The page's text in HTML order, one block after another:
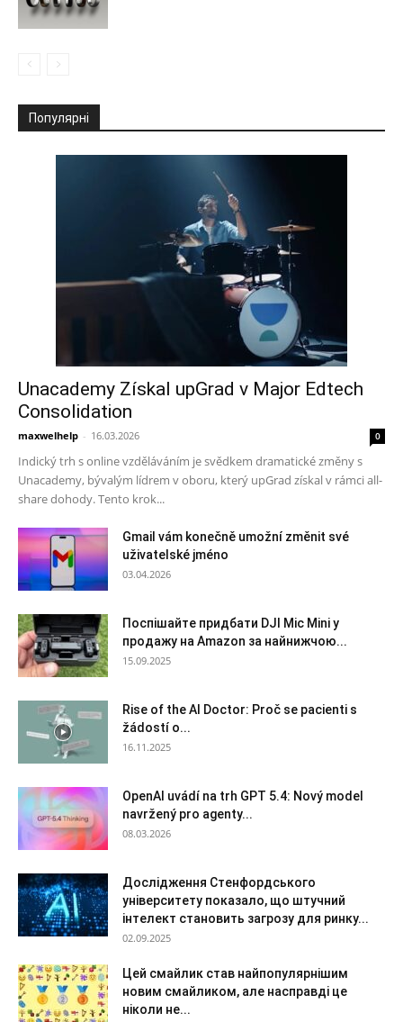
Популярні
Unacademy Získal upGrad v Major Edtech
Consolidation
maxwelhelp - 16.03.2026 0
Indický trh s online vzděláváním je svědkem dramatické změny s
Unacademy, bývalým lídrem v oboru, který upGrad získal v rámci all-
share dohody. Tento krok...
Gmail vám konečně umožní změnit své
uživatelské jméno
03.04.2026
Поспішайте придбати DJI Mic Mini у
продажу на Amazon за найнижчою...
15.09.2025
Rise of the AI Doctor: Proč se pacienti s
žádostí o...
16.11.2025
OpenAI uvádí na trh GPT 5.4: Nový model
navržený pro agenty...
08.03.2026
Дослідження Стенфордського
університету показало, що штучний
інтелект становить загрозу для ринку...
02.09.2025
Цей смайлик став найпопулярнішим
новим смайликом, але насправді це
ніколи не...